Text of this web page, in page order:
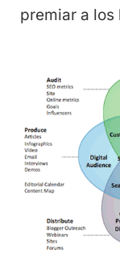
premiar a